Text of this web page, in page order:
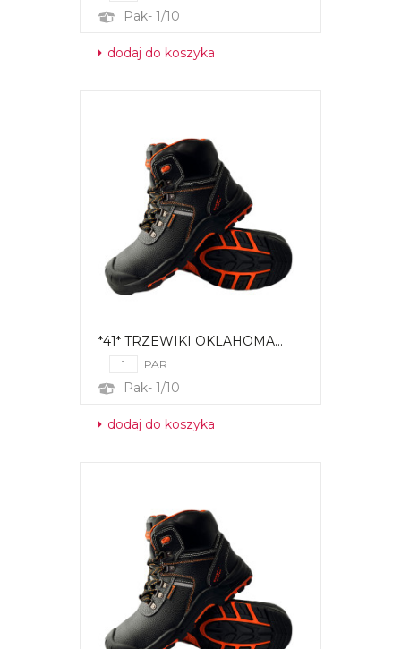
Pak- 1/10
dodaj do koszyka
*41* TRZEWIKI OKLAHOMA...
PAR
Pak- 1/10
dodaj do koszyka